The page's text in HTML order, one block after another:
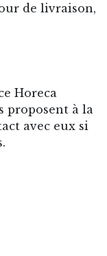
de livraison,
Horeca
proposent à la
avec eux si